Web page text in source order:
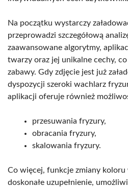
Na początku wystarczy
przeprowadzi szczegółową
zaawansowane algorytmy,
twarzy oraz jej unikalne cechy,
zabawy. Gdy zdjęcie jest już
dyspozycji szeroki wachlarz
aplikacji oferuje również
przesuwania fryzury,
obracania fryzury,
skalowania fryzury.
Co więcej, funkcje zmiany koloru
doskonałe uzupełnienie,